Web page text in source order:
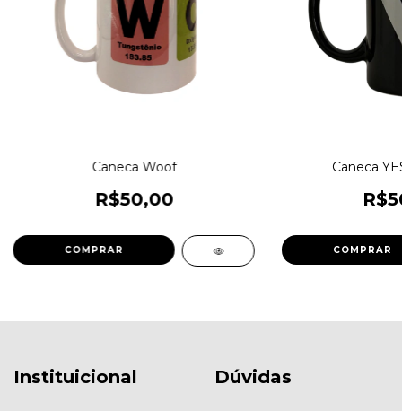
Caneca Woof
R$50,00
Caneca
Instituicional Dúvidas